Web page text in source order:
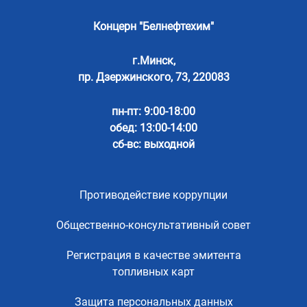
Концерн "Белнефтехим"
г.Минск,
пр. Дзержинского, 73, 220083
пн-пт: 9:00-18:00
обед: 13:00-14:00
сб-вс: выходной
Противодействие коррупции
Общественно-консультативный совет
Регистрация в качестве эмитента
топливных карт
Защита персональных данных